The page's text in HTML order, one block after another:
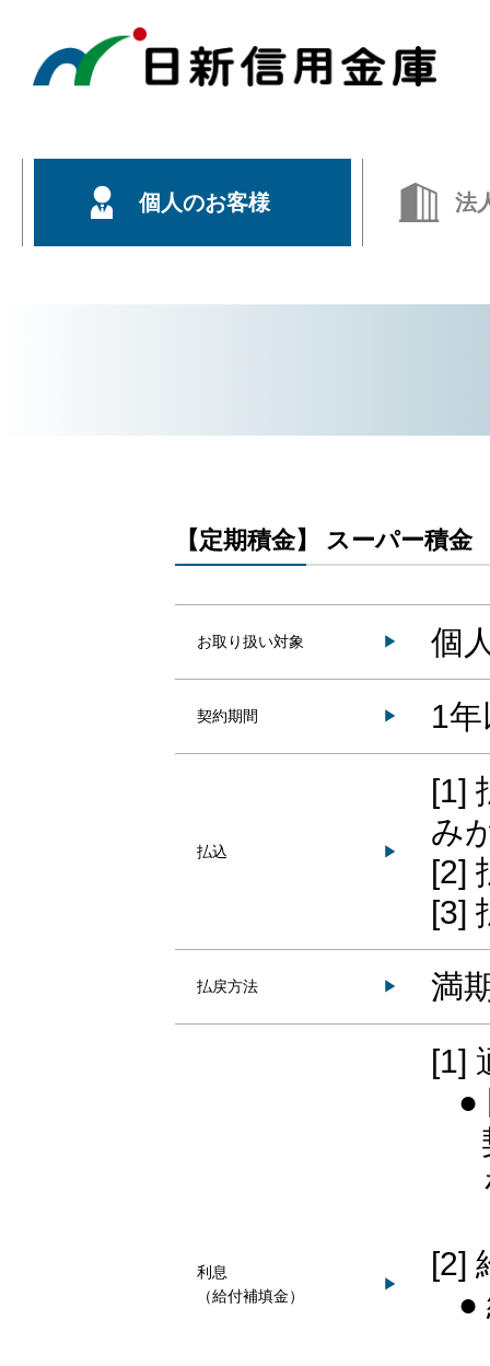
個人のお客様 法
【定期積金】 スーパー積金
お取り扱い対象 ▶ 個
契約期間 ▶ 1
払込 ▶
[1]
み
[2]
[3]
払戻方法 ▶ 満
利息
（給付補填金）
▶
[1]
●
[2]
●